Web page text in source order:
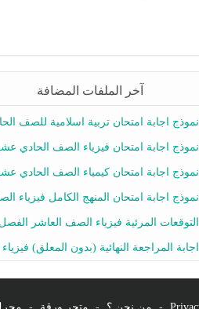
آخر الملفات المضافة
نموذج اجابة امتحان تربية اسلامية للصف الحادي عشر الفصل الثاني
نموذج اجابة امتحان فيزياء الصف الحادي عشر علمي الفصل الثاني
نموذج اجابة امتحان كيمياء الصف الحادي عشر علمي الفصل الثاني
نموذج اجابة امتحان المنهج الكامل فيزياء الصف العاشر الفصل الثاني
التوقعات المرئية فيزياء الصف العاشر الفصل الثاني 2026 أ هيثم
اجابة المراجعة النهائية (بدون المعلق) فيزياء الصف العاشر الفصل الثاني أ